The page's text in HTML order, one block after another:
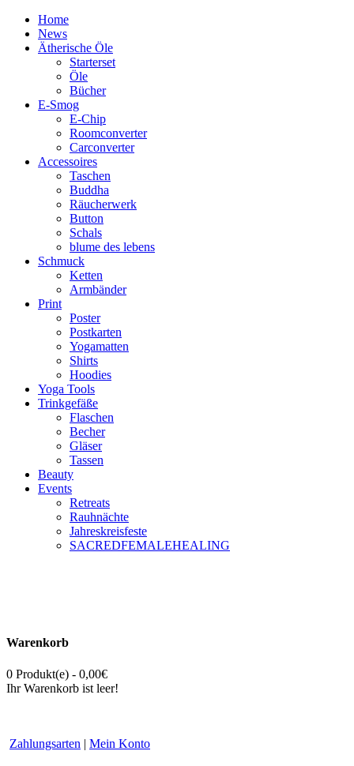
Home
News
Ätherische Öle
Starterset
Öle
Bücher
E-Smog
E-Chip
Roomconverter
Carconverter
Accessoires
Taschen
Buddha
Räucherwerk
Button
Schals
blume des lebens
Schmuck
Ketten
Armbänder
Print
Poster
Postkarten
Yogamatten
Shirts
Hoodies
Yoga Tools
Trinkgefäße
Flaschen
Becher
Gläser
Tassen
Beauty
Events
Retreats
Rauhnächte
Jahreskreisfeste
SACREDFEMALEHEALING
Warenkorb
0 Produkt(e) - 0,00€
Ihr Warenkorb ist leer!
Zahlungsarten | Mein Konto